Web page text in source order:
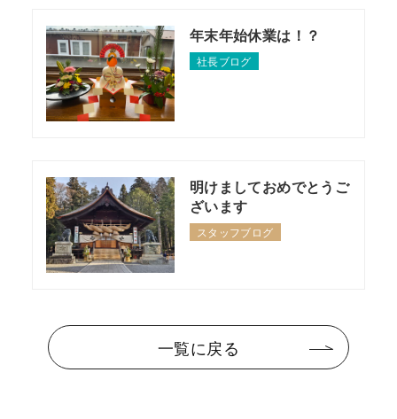
年末年始休業は！？
社長ブログ
明けましておめでとうご
ざいます
スタッフブログ
一覧に戻る